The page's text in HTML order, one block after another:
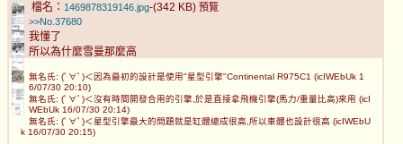
檔名： 1469878319146.jpg-(342 KB) 預覽
>>No.37680
我懂了
所以為什麼雪曼那麼高
無名氏: (ﾟ∀ﾟ)＜因為最初的設計是使用"星型引擎"Continental R975C1 (icIWEbUk 1
6/07/30 20:10)
無名氏: (ﾟ∀ﾟ)＜沒有時間開發合用的引擎,於是直接拿飛機引擎(馬力/重量比高)來用 (icI
WEbUk 16/07/30 20:14)
無名氏: (ﾟ∀ﾟ)＜星型引擎最大的問題就是缸體總成很高,所以車體也設計很高 (icIWEbU
k 16/07/30 20:15)